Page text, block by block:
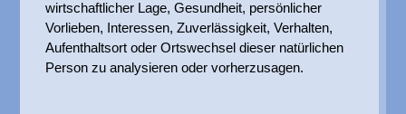
wirtschaftlicher Lage, Gesundheit, persönlicher
Vorlieben, Interessen, Zuverlässigkeit, Verhalten,
Aufenthaltsort oder Ortswechsel dieser natürlichen
Person zu analysieren oder vorherzusagen.